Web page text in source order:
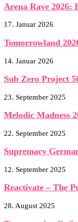
Arena Rave 2026:
17. Januar 2026
Tomorrowland
14. Januar 2026
Sub Zero Project
23. September 2025
Melodic Madness
22. September 2025
Supremacy
12. September 2025
Reactivate – The
28. August 2025